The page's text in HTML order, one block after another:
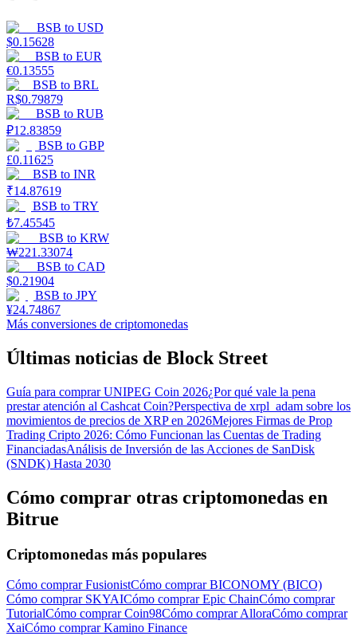
BSB to USD
$0.15628
BSB to EUR
€0.13555
BSB to BRL
R$0.79879
BSB to RUB
₽12.83859
BSB to GBP
£0.11625
BSB to INR
₹14.87619
BSB to TRY
₺7.45545
BSB to KRW
₩221.33074
BSB to CAD
$0.21904
BSB to JPY
¥24.74867
Más conversiones de criptomonedas
Últimas noticias de Block Street
Guía para comprar UNIPEG Coin 2026¿Por qué vale la pena
prestar atención al Cashcat Coin?Perspectiva de xrpl_adam sobre los
movimientos de precios de XRP en 2026Mejores Firmas de Prop
Trading Cripto 2026: Cómo Funcionan las Cuentas de Trading
FinanciadasAnálisis de Inversión de las Acciones de SanDisk
(SNDK) Hasta 2030
Cómo comprar otras criptomonedas en
Bitrue
Criptomonedas más populares
Cómo comprar FusionistCómo comprar BICONOMY (BICO)
Cómo comprar SKYAICómo comprar Epic ChainCómo comprar
TutorialCómo comprar Coin98Cómo comprar AlloraCómo comprar
XaiCómo comprar Kamino Finance